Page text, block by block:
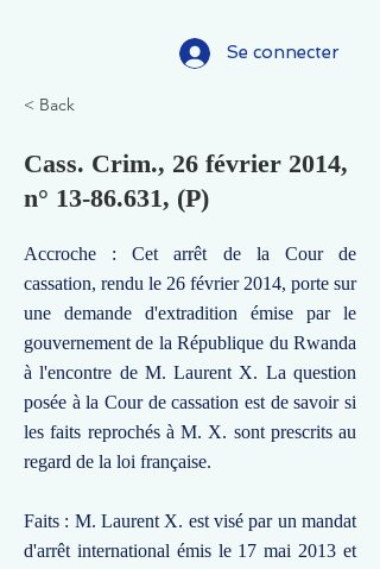
Se connecter
< Back
Cass. Crim., 26 février 2014,
n° 13-86.631, (P)
Accroche : Cet arrêt de la Cour de
cassation, rendu le 26 février 2014, porte sur
une demande d'extradition émise par le
gouvernement de la République du Rwanda
à l'encontre de M. Laurent X. La question
posée à la Cour de cassation est de savoir si
les faits reprochés à M. X. sont prescrits au
regard de la loi française.
Faits : M. Laurent X. est visé par un mandat
d'arrêt international émis le 17 mai 2013 et